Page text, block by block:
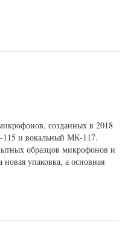
созданных в 2018
115 и вокальный МК-117.
образцов микрофонов и
упаковка, а основная